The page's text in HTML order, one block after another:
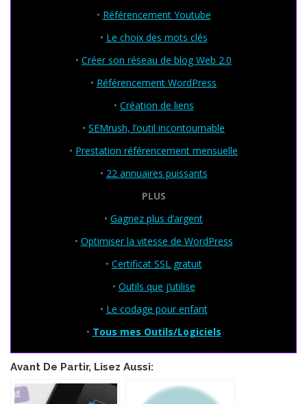
• Référencement Youtube
• Le choix des mots clés
• Créer son réseau de blog Web 2.0
• Référencement WordPress
• Création de liens
• SEMrush, l’outil incontournable
• Prestation référencement mensuelle
• 22 annuaires puissants
PLUS
• Gagnez plus d’argent
• Optimiser la vitesse de WordPress
• Certificat SSL gratuit
• Outils que j’utilise
• Le codage pour enfant
• Tous mes Outils/Logiciels
Avant De Partir, Lisez Aussi: